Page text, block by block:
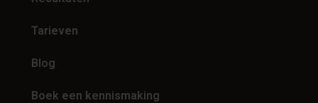
Tarieven
Blog
Boek een kennismaking